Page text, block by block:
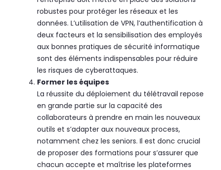
robustes pour protéger les réseaux et les
données. L’utilisation de VPN, l’authentification à
deux facteurs et la sensibilisation des employés
aux bonnes pratiques de sécurité informatique
sont des éléments indispensables pour réduire
les risques de cyberattaques.
Former les équipes
La réussite du déploiement du télétravail repose
en grande partie sur la capacité des
collaborateurs à prendre en main les nouveaux
outils et s’adapter aux nouveaux process,
notamment chez les seniors. Il est donc crucial
de proposer des formations pour s’assurer que
chacun accepte et maîtrise les plateformes